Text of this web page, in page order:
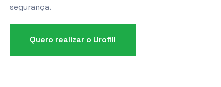
segurança.
Quero realizar o Urofill